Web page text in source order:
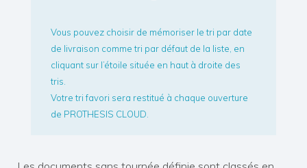
Vous pouvez choisir de mémoriser le tri par date
de livraison comme tri par défaut de la liste, en
cliquant sur l’étoile située en haut à droite des
tris.
Votre tri favori sera restitué à chaque ouverture
de PROTHESIS CLOUD.